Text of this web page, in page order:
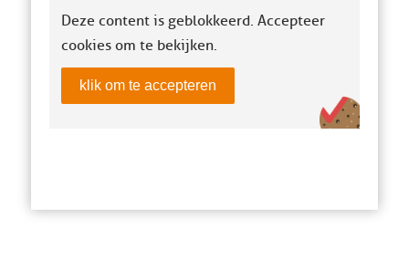
Deze content is geblokkeerd. Accepteer
cookies om te bekijken.
klik om te accepteren